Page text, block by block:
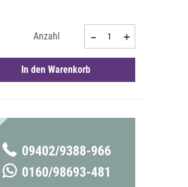
Anzahl
In den Warenkorb
09402/9388-966
0160/98693-481